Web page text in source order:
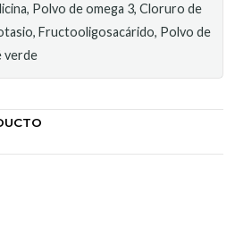
Polvo de omega 3, Cloruro de
Fructooligosacárido, Polvo de
verde